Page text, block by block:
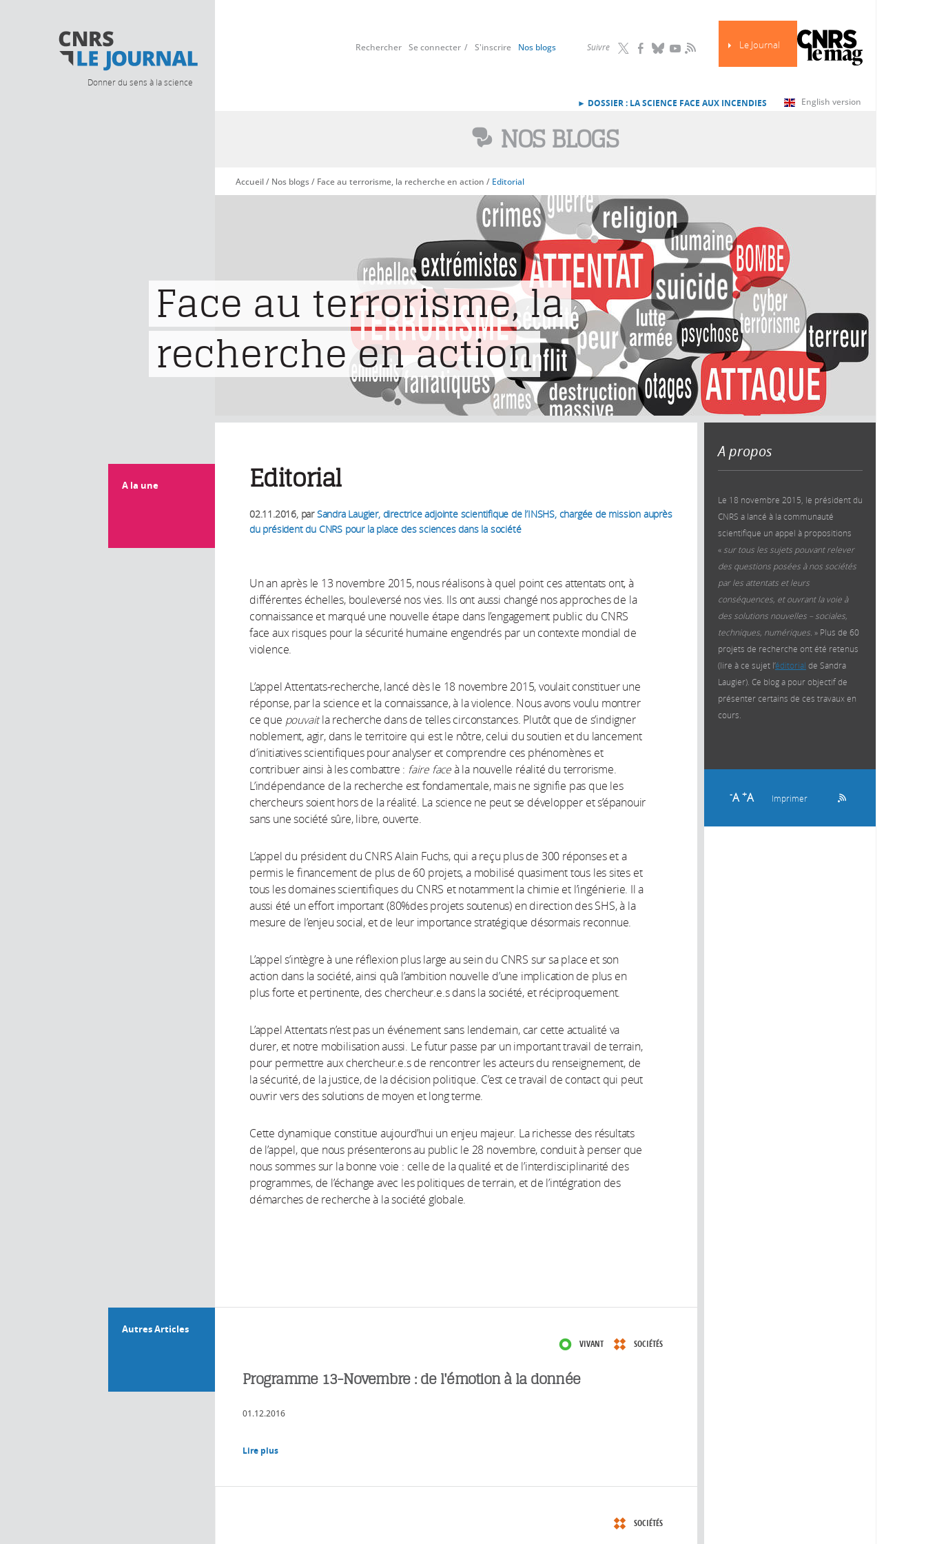
Donner du sens à la science
Le Journal
Suivre RSS
Rechercher Se connecter S'inscrire Nos blogs
English version
► DOSSIER : LA SCIENCE FACE AUX INCENDIES
NOS BLOGS
Vous êtes ici
Accueil/ Nos blogs/ Face au terrorisme, la recherche en action / Editorial
Face au terrorisme, la
recherche en action
A propos
Le 18 novembre 2015, le président du
CNRS a lancé à la communauté
scientifique un appel à propositions
« sur tous les sujets pouvant relever
des questions posées à nos sociétés
par les attentats et leurs
conséquences, et ouvrant la voie à
des solutions nouvelles – sociales,
techniques, numériques. » Plus de 60
projets de recherche ont été retenus
(lire à ce sujet l’éditorial de Sandra
Laugier). Ce blog a pour objectif de
présenter certains de ces travaux en
cours.
-A +A Imprimer
A la une Editorial
02.11.2016, parSandra Laugier, directrice adjointe scientifique de l’INSHS, chargée de mission auprès
du président du CNRS pour la place des sciences dans la société
Un an après le 13 novembre 2015, nous réalisons à quel point ces attentats ont, à
différentes échelles, bouleversé nos vies. Ils ont aussi changé nos approches de la
connaissance et marqué une nouvelle étape dans l’engagement public du CNRS
face aux risques pour la sécurité humaine engendrés par un contexte mondial de
violence.
L’appel Attentats-recherche, lancé dès le 18 novembre 2015, voulait constituer une
réponse, par la science et la connaissance, à la violence. Nous avons voulu montrer
ce que pouvaitla recherche dans de telles circonstances. Plutôt que de s’indigner
noblement, agir, dans le territoire qui est le nôtre, celui du soutien et du lancement
d’initiatives scientifiques pour analyser et comprendre ces phénomènes et
contribuer ainsi à les combattre : faire face à la nouvelle réalité du terrorisme.
L’indépendance de la recherche est fondamentale, mais ne signifie pas que les
chercheurs soient hors de la réalité. La science ne peut se développer et s’épanouir
sans une société sûre, libre, ouverte.
L’appel du président du CNRS Alain Fuchs, qui a reçu plus de 300 réponses et a
permis le financement de plus de 60 projets, a mobilisé quasiment tous les sites et
tous les domaines scientifiques du CNRS et notamment la chimie et l’ingénierie. Il a
aussi été un effort important (80%des projets soutenus) en direction des SHS, à la
mesure de l’enjeu social, et de leur importance stratégique désormais reconnue.
L’appel s’intègre à une réflexion plus large au sein du CNRS sur sa place et son
action dans la société, ainsi qu’à l’ambition nouvelle d’une implication de plus en
plus forte et pertinente, des chercheur.e.s dans la société, et réciproquement.
L’appel Attentats n’est pas un événement sans lendemain, car cette actualité va
durer, et notre mobilisation aussi. Le futur passe par un important travail de terrain,
pour permettre aux chercheur.e.s de rencontrer les acteurs du renseignement, de
la sécurité, de la justice, de la décision politique. C’est ce travail de contact qui peut
ouvrir vers des solutions de moyen et long terme.
Cette dynamique constitue aujourd’hui un enjeu majeur. La richesse des résultats
de l’appel, que nous présenterons au public le 28 novembre, conduit à penser que
nous sommes sur la bonne voie : celle de la qualité et de l’interdisciplinarité des
programmes, de l’échange avec les politiques de terrain, et de l’intégration des
démarches de recherche à la société globale.
Autres Articles
VIVANT SOCIÉTÉS
Programme 13-Novembre : de l'émotion à la donnée
01.12.2016
Lire plus
SOCIÉTÉS